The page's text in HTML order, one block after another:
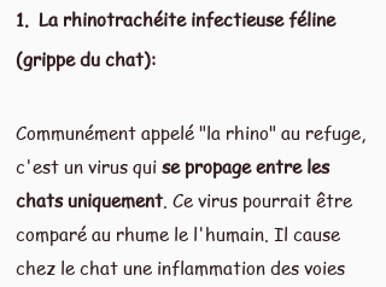
1. La rhinotrachéite infectieuse féline
(grippe du chat):
Communément appelé "la rhino" au refuge,
c'est un virus qui se propage entre les
chats uniquement . Ce virus pourrait être
comparé au rhume le l'humain. Il cause
chez le chat une inflammation des voies